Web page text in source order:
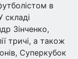
в
складі
Зінченко,
тричі, а також
Суперкубок